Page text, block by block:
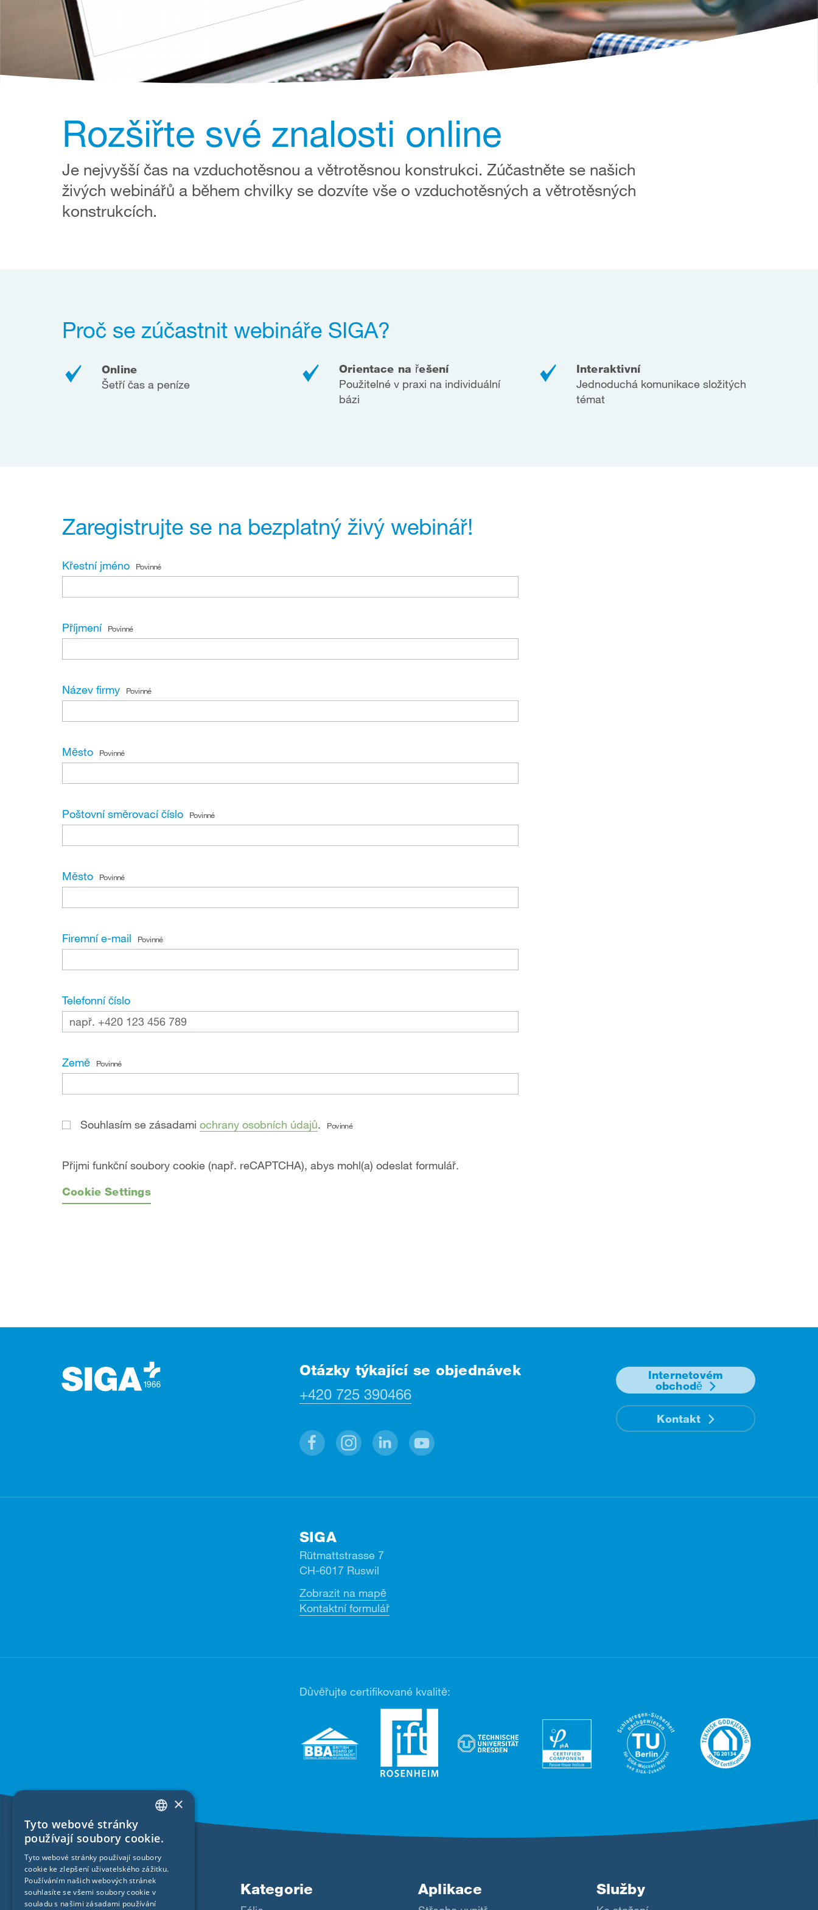
Rozšiřte své znalosti online
Je nejvyšší čas na vzduchotěsnou a větrotěsnou konstrukci. Zúčastněte se našich
živých webinářů a během chvilky se dozvíte vše o vzduchotěsných a větrotěsných
konstrukcích.
Proč se zúčastnit webináře SIGA?
Online
Šetří čas a peníze
Orientace na řešení
Použitelné v praxi na individuální
bázi
Interaktivní
Jednoduchá komunikace složitých
témat
Zaregistrujte se na bezplatný živý webinář!
Křestní jméno Povinné
Příjmení Povinné
Název firmy Povinné
Město Povinné
Poštovní směrovací číslo Povinné
Město Povinné
Firemní e-mail Povinné
Telefonní číslo
Země Povinné
Souhlasím se zásadamiochrany osobních údajů. Povinné
Přijmi funkční soubory cookie (např. reCAPTCHA), abys mohl(a) odeslat formulář.
Cookie Settings
Otázky týkající se objednávek
+420 725 390466
Internetovém
obchodě
Kontakt
SIGA
Rütmattstrasse 7
CH-6017 Ruswil
Zobrazit na mapě
Kontaktní formulář
Důvěřujte certifikované kvalitě:
Produkty Kategorie Aplikace Služby
FRENCH
CZECH
×
Tyto webové stránky
používají soubory cookie.
Tyto webové stránky používají soubory
cookie ke zlepšení uživatelského zážitku.
Používáním našich webových stránek
souhlasíte se všemi soubory cookie v
souladu s našimi zásadami používání